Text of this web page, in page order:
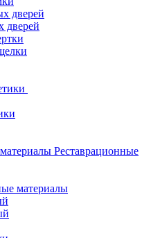
дверей
дверей
Реставрационные
материалы